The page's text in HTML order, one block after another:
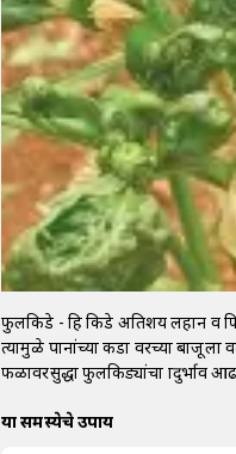
फुलकिडे - हि किडे अतिशय लहान व
त्यामुळे पानांच्या कडा वरच्या
फळावरसुद्धा फुलकिड्यांचा
या समस्येचे उपाय